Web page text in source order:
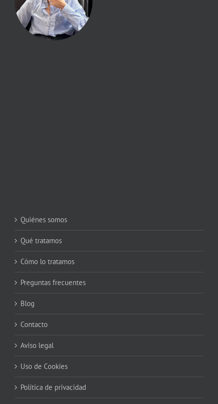
Quiénes somos
Qué tratamos
Cómo lo tratamos
Preguntas frecuentes
Blog
Contacto
Aviso legal
Uso de Cookies
Política de privacidad